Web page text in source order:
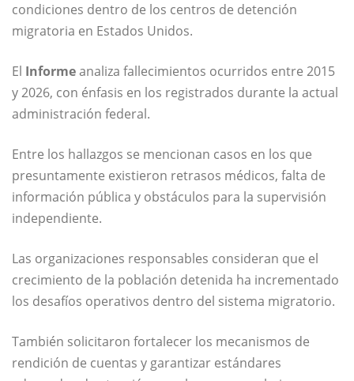
condiciones dentro de los centros de detención
migratoria en Estados Unidos.
El Informeanaliza fallecimientos ocurridos entre 2015
y 2026, con énfasis en los registrados durante la actual
administración federal.
Entre los hallazgos se mencionan casos en los que
presuntamente existieron retrasos médicos, falta de
información pública y obstáculos para la supervisión
independiente.
Las organizaciones responsables consideran que el
crecimiento de la población detenida ha incrementado
los desafíos operativos dentro del sistema migratorio.
También solicitaron fortalecer los mecanismos de
rendición de cuentas y garantizar estándares